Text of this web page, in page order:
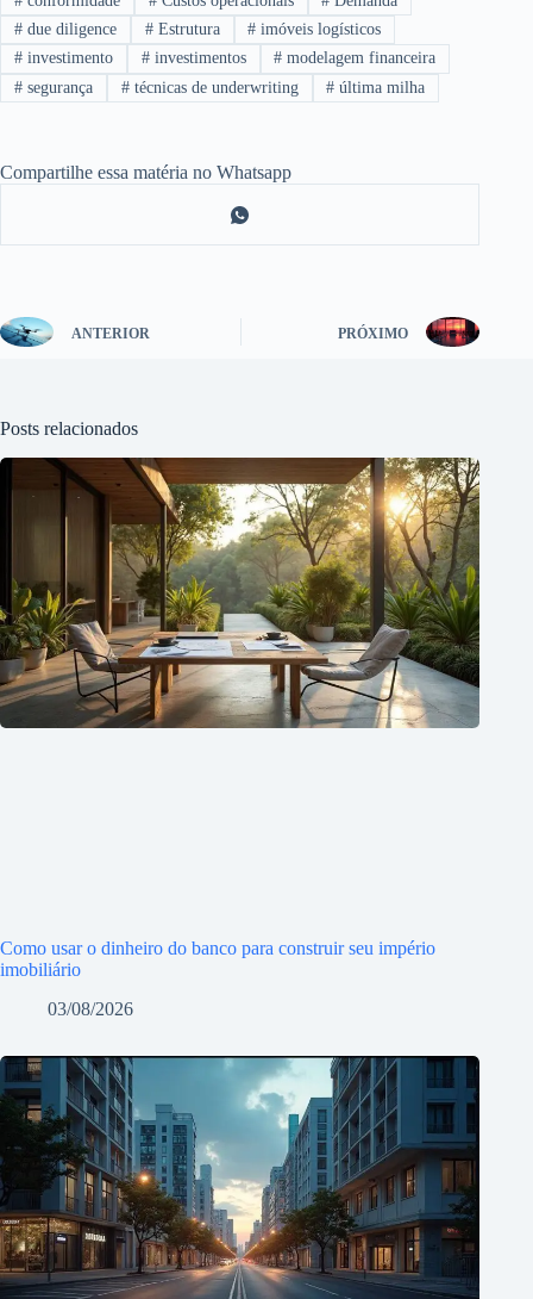
#due diligence #Estrutura # imóveis logísticos
#investimento #investimentos # modelagem financeira
#segurança #técnicas de underwriting # última milha
Compartilhe essa matéria no Whatsapp
ANTERIOR PRÓXIMO
Posts relacionados
Como usar o dinheiro do banco para construir seu império
imobiliário
03/08/2026